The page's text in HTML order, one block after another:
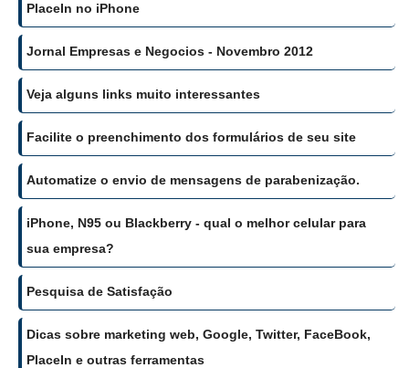
PlaceIn no iPhone
Jornal Empresas e Negocios - Novembro 2012
Veja alguns links muito interessantes
Facilite o preenchimento dos formulários de seu site
Automatize o envio de mensagens de parabenização.
iPhone, N95 ou Blackberry - qual o melhor celular para
sua empresa?
Pesquisa de Satisfação
Dicas sobre marketing web, Google, Twitter, FaceBook,
PlaceIn e outras ferramentas